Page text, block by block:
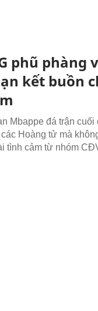
phũ phàng
kết buồn
Mbappe đá trận cuối
Hoàng tử mà
tình cảm từ nhóm